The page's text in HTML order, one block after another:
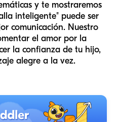
y te mostraremos
inteligente" puede ser
comunicación. Nuestro
el amor por la
la confianza de tu hijo,
alegre a la vez.